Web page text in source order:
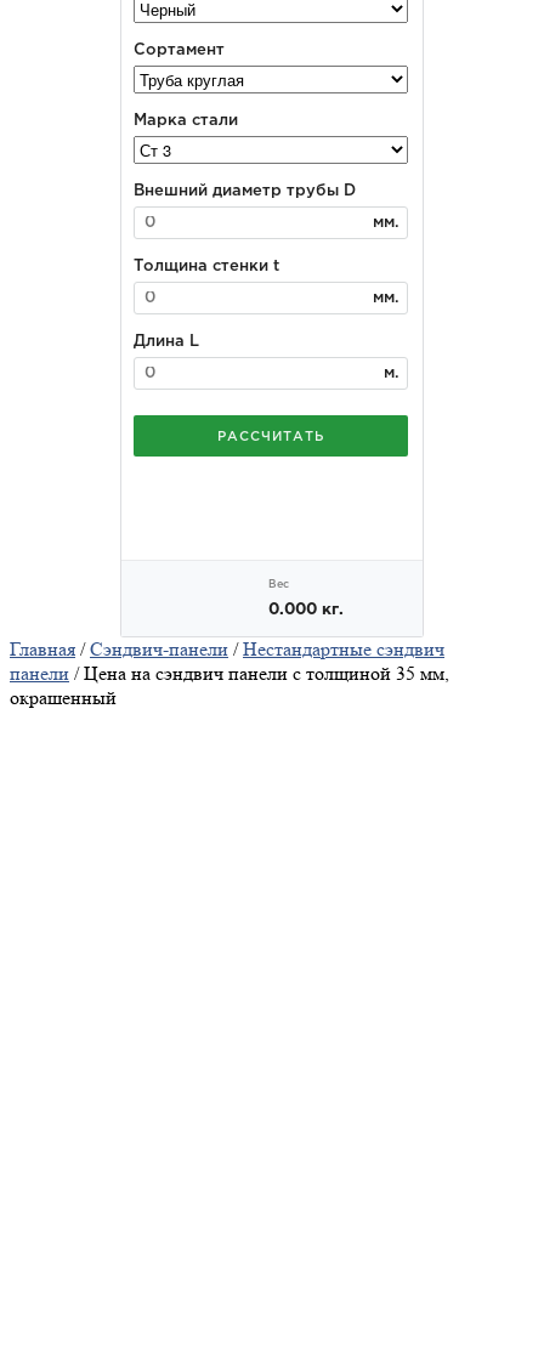
Главная /Сэндвич-панели /Нестандартные сэндвич
панели / Цена на сэндвич панели с толщиной 35 мм,
окрашенный